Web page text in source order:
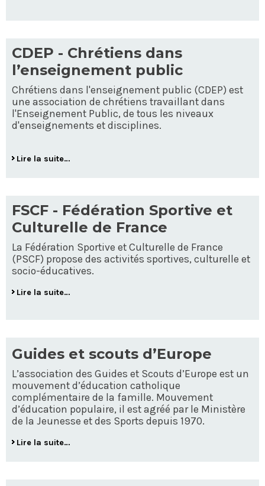
CDEP - Chrétiens dans
l’enseignement public
Chrétiens dans l'enseignement public (CDEP) est
une association de chrétiens travaillant dans
l'Enseignement Public, de tous les niveaux
d'enseignements et disciplines.
Lire la suite…
FSCF - Fédération Sportive et
Culturelle de France
La Fédération Sportive et Culturelle de France
(PSCF) propose des activités sportives, culturelle et
socio-éducatives.
Lire la suite…
Guides et scouts d’Europe
L’association des Guides et Scouts d’Europe est un
mouvement d’éducation catholique
complémentaire de la famille. Mouvement
d’éducation populaire, il est agréé par le Ministère
de la Jeunesse et des Sports depuis 1970.
Lire la suite…